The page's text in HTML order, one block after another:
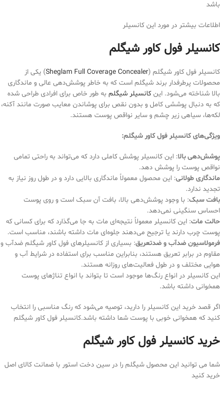
باشد
اطلاعات بیشتر در مورد این کانسیلر
کانسیلر فول کاور شیگلم
کانسیلر فول کاور شیگلم (Sheglam Full Coverage Concealer) یکی از
محصولات پرطرفدار برند شیگلم است که به خاطر پوشش‌دهی عالی و ماندگاری
بالا شناخته می‌شود. این کانسیلر شیگلم به‌ طور خاص برای افرادی طراحی شده
که به دنبال پوششی کامل و بدون نقص برای پوشاندن معایب صورت مانند آکنه،
لکه‌ها، سیاهی زیر چشم و سایر نواقص پوست هستند.
ویژگی‌های کانسیلر فول کاور شیگلم:
پوشش‌دهی بالا: این کانسیلر پوشش کاملی دارد که می‌تواند به راحتی تمامی
نواقص پوست را پوشش دهد.
ماندگاری طولانی: این محصول معمولاً ماندگاری بالایی دارد و در طول روز نیاز به
تجدید ندارد.
بافت سبک: با وجود پوشش‌دهی بالا، بافت آن سبک است و روی پوست
احساس سنگینی نمی‌دهد.
حالت مات: این کانسیلر معمولاً نتیجه‌ای مات به جا می‌گذارد که برای کسانی که
پوست چرب دارند یا ترجیح می‌دهند جلوه‌ای مات داشته باشند، مناسب است.
فرمولاسیون ضدآب و ضدتعریق: بسیاری از کانسیلرهای فول کاور شیگلم ضدآب و
مقاوم در برابر تعریق هستند، بنابراین مناسب برای استفاده در شرایط آب و
هوایی مختلف و در طول فعالیت‌های روزانه هستند.
این کانسیلر در انواع رنگ‌ها موجود است تا بتواند با انواع تناژهای پوست
همخوانی داشته باشد.
اگر قصد خرید این کانسیلر را دارید، توصیه می‌شود که رنگ مناسبی را انتخاب
کنید که همخوانی خوبی با پوست شما داشته باشد.کانسیلر فول کاور شیگلم
خرید کانسیلر فول کاور شیگلم
شما می توانید این محصول شیگلم را در سین دخت استور با ضمانت کالای اصل
خرید کنید